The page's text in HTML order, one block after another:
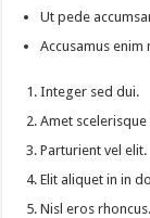
Ut pede
Accusamus enim
Integer sed dui.
Amet
Parturient vel elit.
Elit aliquet in in
Nisl eros rhoncus.